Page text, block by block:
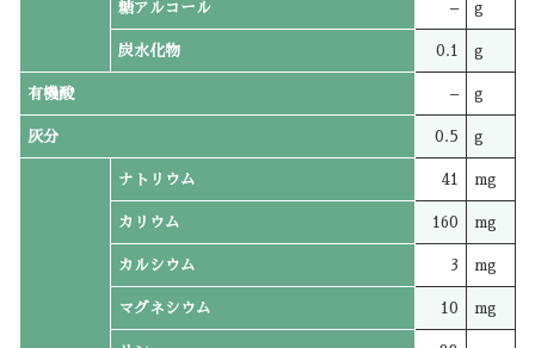
糖アルコール – g
炭水化物 0.1 g
有機酸 – g
灰分 0.5 g
ナトリウム 41 mg
カリウム 160 mg
カルシウム 3 mg
マグネシウム 10 mg